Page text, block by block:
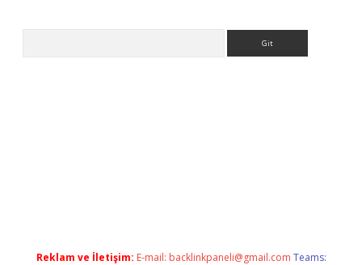
Reklam ve İletişim: E-mail: backlinkpaneli@gmail.com Teams: